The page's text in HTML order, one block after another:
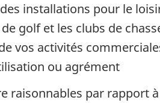
installations pour le
golf et les clubs de
vos activités
ou agrément
raisonnables par rapport